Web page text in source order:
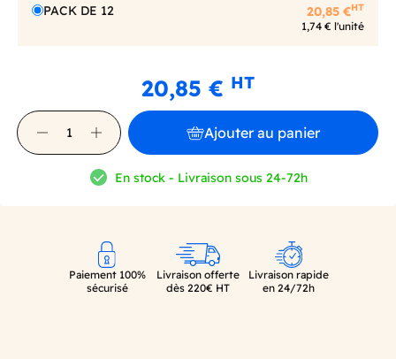
PACK DE 12 20,85 €HT
1,74 € l'unité
20,85 € HT
Ajouter au panier
En stock - Livraison sous 24-72h
Paiement 100%
sécurisé
Livraison offerte
dès 220€ HT
Livraison rapide
en 24/72h